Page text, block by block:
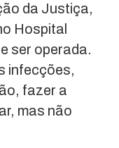
da Justiça,
Hospital
ser operada.
infecções,
fazer a
mas não